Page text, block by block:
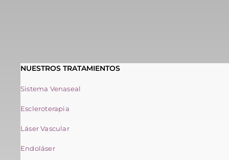
NUESTROS TRATAMIENTOS
Sistema Venaseal
Escleroterapia
Láser Vascular
Endoláser